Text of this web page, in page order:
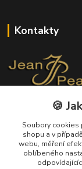
Kontakty
+420 733 562
info@jeanpeau.cz
🍪
Soubory cookies
shopu a v
webu, měření
oblíbeného